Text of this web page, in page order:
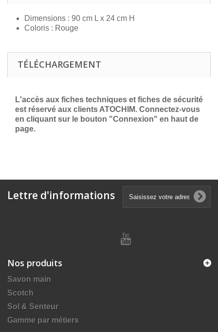
Dimensions : 90 cm L x 24 cm H
Coloris : Rouge
TÉLÉCHARGEMENT
L'accès aux fiches techniques et fiches de sécurité
est réservé aux clients ATOCHIM. Connectez-vous
en cliquant sur le bouton "Connexion" en haut de
page.
Lettre d'informations
Nos produits
Savon main
Scotch
Sol & Senteur
Gamme par métiers